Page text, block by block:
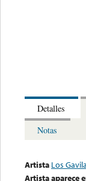
Detalles
Notas
Artista Los
Artista aparece